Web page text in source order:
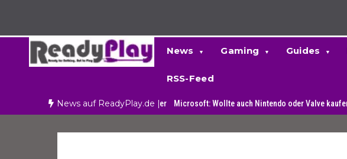
springen
News
Gaming Guides
RSS-Feed
News auf ReadyPlay.de |
die schnellsten Spieler und Dribbler Microsoft: Wollte auch Nintendo oder Valve kaufen